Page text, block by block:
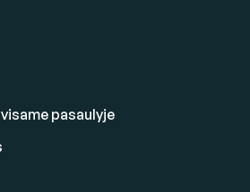
pasaulyje